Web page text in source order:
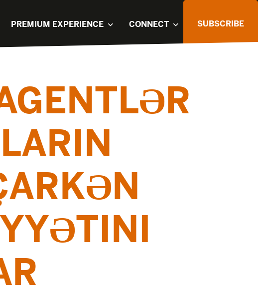
PREMIUM EXPERIENCE CONNECT SUBSCRIBE